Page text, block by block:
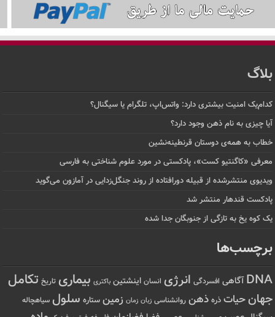
بلاگ
کدام‌یک امنیت بیشتری دارد: واتس‌اپ، تلگرام یا سیگنال؟
آیا چیزی به نام ذهن وجود دارد؟
خطاب به همه‌ی دوستان قرنطینه‌نشین
معرفی «کاگنتیو کست»، پادکستی در مورد علوم شناختی به فارسی
ویدیوی منتشرشده از قبیله دورافتاده‌ از روند جنگل‌زدایی در آمازون می‌گوید
پادکست قندهار منتشر شد
یک کوه یخ به تازگی از جنوبگان جدا شده
برچسب‌ها
DNA آگاهی افسردگی انرژی انسان اینشتین باکتری بیماری تاریخ تکامل
جهانحیات ذره ذهن روانشناسی زبان زمان زمین ستاره سلول سیاهچاله